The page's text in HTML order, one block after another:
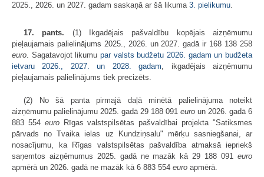
2025., 2026. un 2027. gadam saskaņā ar šā likuma 3. pielikumu
17. pants. (1) Ikgadējais pašvaldību kopējais aizņēmumu
pieļaujamais palielinājums 2025., 2026. un 2027. gadā ir 168 138 258
euro . Sagatavojot likumu par valsts budžetu 2026. gadam un budžeta
ietvaru 2026., 2027. un 2028. gadam , ikgadējais aizņēmumu
pieļaujamais palielinājums tiek precizēts.
(2) No šā panta pirmajā daļā minētā palielinājuma noteikt
aizņēmumu palielinājumu 2025. gadā 29 188 091 euro un 2026. gadā 6
883 554 euroRīgas valstspilsētas pašvaldībai projekta "Satiksmes
pārvads no Tvaika ielas uz Kundziņsalu" mērķu sasniegšanai, ar
nosacījumu, ka Rīgas valstspilsētas pašvaldība atmaksā iepriekš
saņemtos aizņēmumus 2025. gadā ne mazāk kā 29 188 091 euro
apmērā un 2026. gadā ne mazāk kā 6 883 554 euro apmērā.